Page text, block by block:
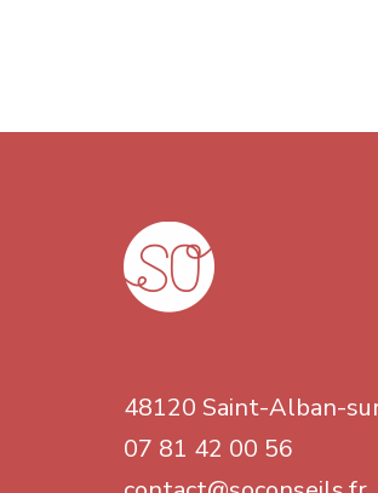
48120 Saint-Alban-
07 81 42 00 56